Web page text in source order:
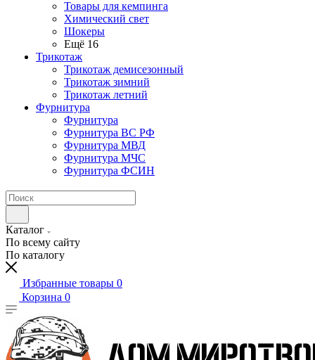
Товары для кемпинга
Химический свет
Шокеры
Ещё 16
Трикотаж
Трикотаж демисезонный
Трикотаж зимний
Трикотаж летний
Фурнитура
Фурнитура
Фурнитура ВС РФ
Фурнитура МВД
Фурнитура МЧС
Фурнитура ФСИН
Каталог
По всему сайту
По каталогу
Избранные товары 0
Корзина 0